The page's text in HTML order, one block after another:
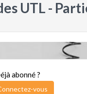
UTL -
abonné ?
vous